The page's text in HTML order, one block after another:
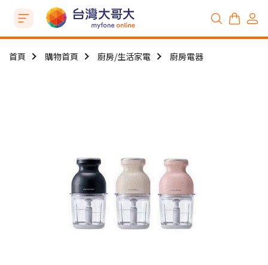
首頁 購物首頁 廚房/生活家電 廚房電器